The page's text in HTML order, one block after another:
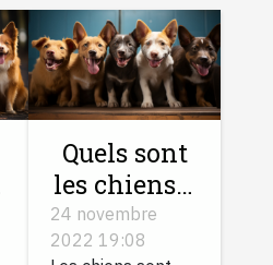
Quels sont
les chiens à
adopter
pour égayer
24 novembre
2022 19:08